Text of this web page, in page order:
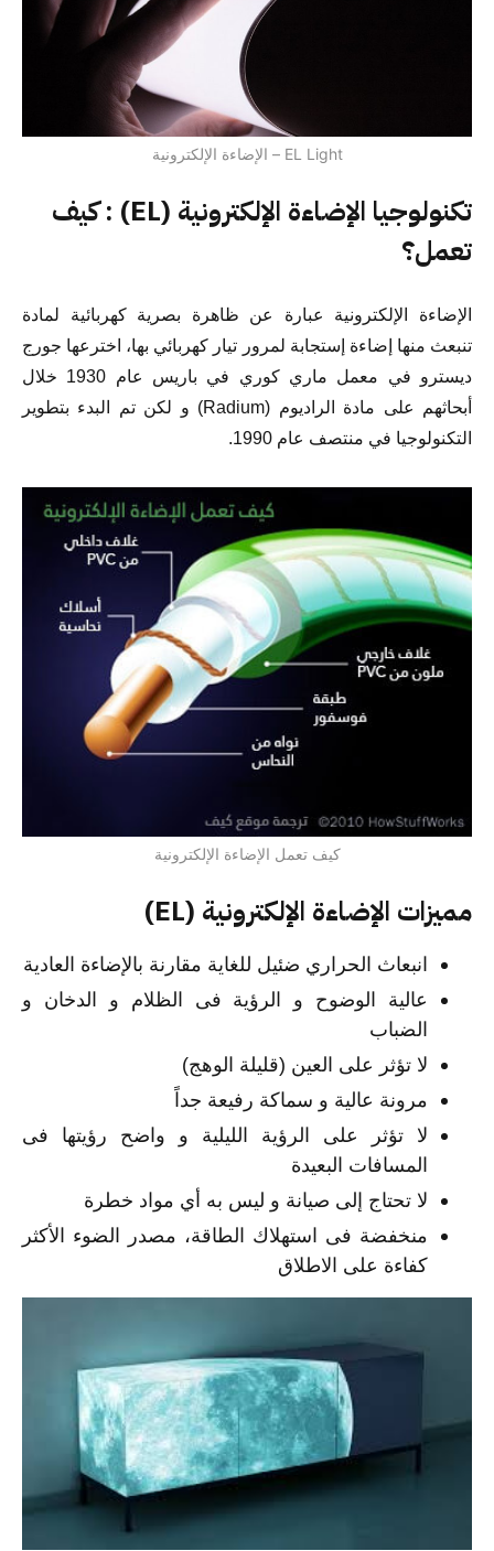
EL Light – الإضاءة الإلكترونية
تكنولوجيا الإضاءة الإلكترونية (EL) : كيف
تعمل؟
الإضاءة الإلكترونية عبارة عن ظاهرة بصرية كهربائية لمادة
تنبعث منها إضاءة إستجابة لمرور تيار كهربائي بها، اخترعها جورج
ديسترو في معمل ماري كوري في باريس عام 1930 خلال
أبحاثهم على مادة الراديوم (Radium) و لكن تم البدء بتطوير
التكنولوجيا في منتصف عام 1990.
كيف تعمل الإضاءة الإلكترونية
مميزات الإضاءة الإلكترونية (EL)
انبعاث الحراري ضئيل للغاية مقارنة بالإضاءة العادية
عالية الوضوح و الرؤية فى الظلام و الدخان و
الضباب
لا تؤثر على العين (قليلة الوهج)
مرونة عالية و سماكة رفيعة جداً
لا تؤثر على الرؤية الليلية و واضح رؤيتها فى
المسافات البعيدة
لا تحتاج إلى صيانة و ليس به أي مواد خطرة
منخفضة فى استهلاك الطاقة، مصدر الضوء الأكثر
كفاءة على الاطلاق